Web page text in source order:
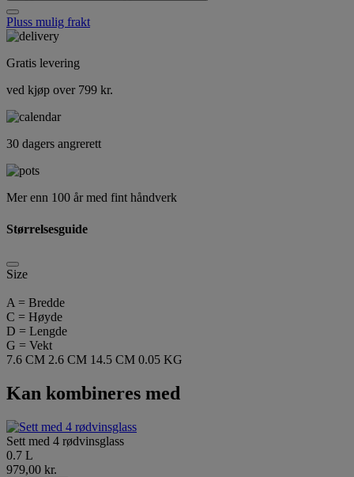
Pluss mulig frakt
Gratis levering
ved kjøp over 799 kr.
30 dagers angrerett
Mer enn 100 år med fint håndverk
Størrelsesguide
Size
A = Bredde
C = Høyde
D = Lengde
G = Vekt
7.6 CM 2.6 CM 14.5 CM 0.05 KG
Kan kombineres med
Sett med 4 rødvinsglass
0.7 L
979,00 kr.